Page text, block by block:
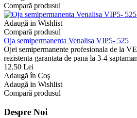
Compară produsul
Adaugă in Wishlist
Compară produsul
Oja semipermanenta Venalisa VIP5- 525
Ojei semipermanente profesionala de la
rezistenta garantata de pana la 3-4
12,50 Lei
Adaugă în Coş
Adaugă in Wishlist
Compară produsul
Despre Noi